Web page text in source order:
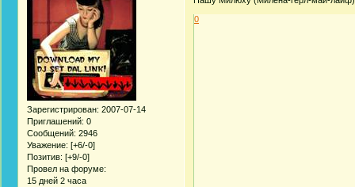
Зарегистрирован: 2007-07-14
Приглашений: 0
Сообщений: 2946
Уважение: [+6/-0]
Позитив: [+9/-0]
Провел на форуме:
15 дней 2 часа
0